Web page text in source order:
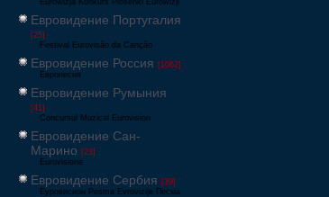
Eurowizja Konkurs Piosenki Eurowizji
Евровидение Португалия
[25]
Festival Eurovisão da Canção
Евровидение Россия [1062]
Европесня
Евровидение Румыния
[41]
Concursul Muzical Eurovision
Евровидение Сан-
Марино [23]
Eurovisione
Евровидение Сербия [39]
Еуровисион Pesma Evrovizije Песма